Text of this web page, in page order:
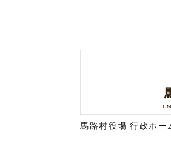
馬路村役場 行政ホー